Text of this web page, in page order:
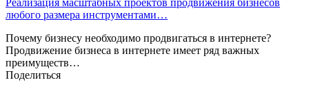
любого размера инструментами…
Почему бизнесу необходимо продвигаться в интернете?
Продвижение бизнеса в интернете имеет ряд важных
преимуществ…
Поделиться